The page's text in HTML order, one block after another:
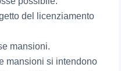
del licenziamento
mansioni.
mansioni si intendono